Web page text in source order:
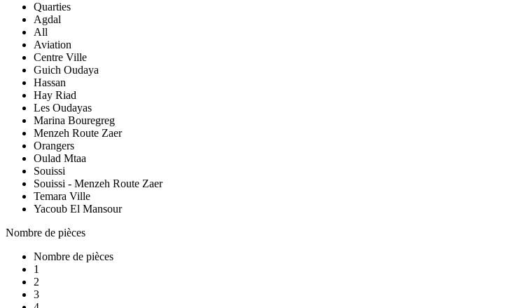
Quarties
Agdal
All
Aviation
Centre Ville
Guich Oudaya
Hassan
Hay Riad
Les Oudayas
Marina Bouregreg
Menzeh Route Zaer
Orangers
Oulad Mtaa
Souissi
Souissi - Menzeh Route Zaer
Temara Ville
Yacoub El Mansour
Nombre de pièces
Nombre de pièces
1
2
3